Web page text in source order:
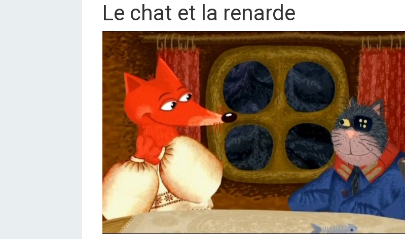
Le chat et la renarde